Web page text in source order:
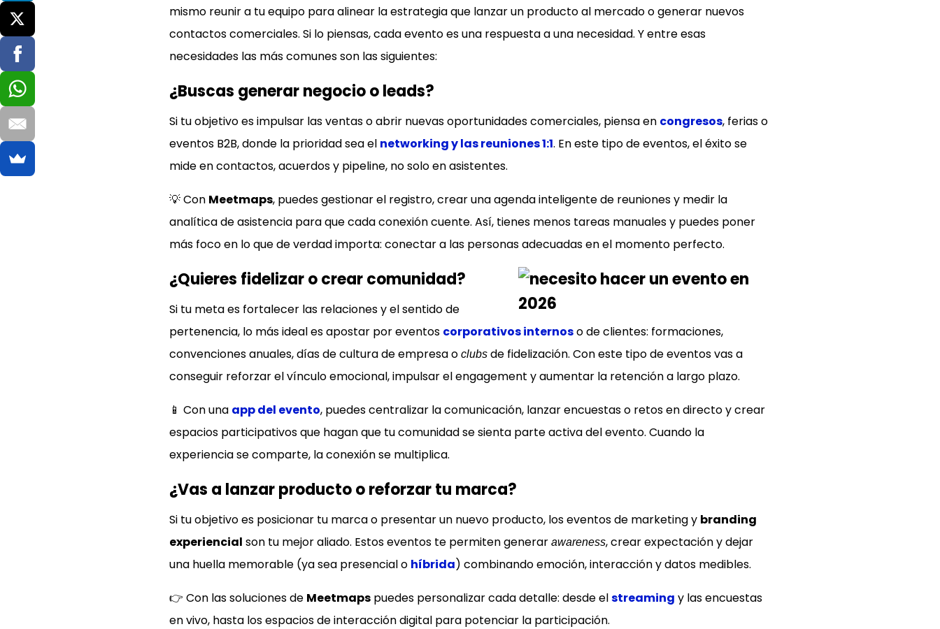
mismo reunir a tu equipo para alinear la estrategia que lanzar un producto al mercado o generar nuevos
contactos comerciales. Si lo piensas, cada evento es una respuesta a una necesidad. Y entre esas
necesidades las más comunes son las siguientes:
¿Buscas generar negocio o leads?
Si tu objetivo es impulsar las ventas o abrir nuevas oportunidades comerciales, piensa en congresos, ferias o
eventos B2B, donde la prioridad sea el networking y las reuniones 1:1. En este tipo de eventos, el éxito se
mide en contactos, acuerdos y pipeline, no solo en asistentes.
💡 Con Meetmaps, puedes gestionar el registro, crear una agenda inteligente de reuniones y medir la
analítica de asistencia para que cada conexión cuente. Así, tienes menos tareas manuales y puedes poner
más foco en lo que de verdad importa: conectar a las personas adecuadas en el momento perfecto.
¿Quieres fidelizar o crear comunidad?
Si tu meta es fortalecer las relaciones y el sentido de
pertenencia, lo más ideal es apostar por eventos corporativos internoso de clientes: formaciones,
convenciones anuales, días de cultura de empresa o clubs de fidelización. Con este tipo de eventos vas a
conseguir reforzar el vínculo emocional, impulsar el engagement y aumentar la retención a largo plazo.
📱 Con una app del evento, puedes centralizar la comunicación, lanzar encuestas o retos en directo y crear
espacios participativos que hagan que tu comunidad se sienta parte activa del evento. Cuando la
experiencia se comparte, la conexión se multiplica.
¿Vas a lanzar producto o reforzar tu marca?
Si tu objetivo es posicionar tu marca o presentar un nuevo producto, los eventos de marketing y branding
experiencial son tu mejor aliado. Estos eventos te permiten generar awareness, crear expectación y dejar
una huella memorable (ya sea presencial o híbrida) combinando emoción, interacción y datos medibles.
👉 Con las soluciones de Meetmaps puedes personalizar cada detalle: desde elstreaming y las encuestas
en vivo, hasta los espacios de interacción digital para potenciar la participación.